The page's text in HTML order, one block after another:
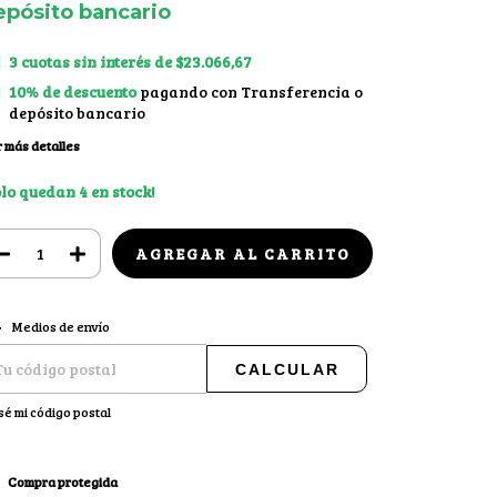
bancario
3 cuotas sin interés de$23.066,67
10% de descuentopagando con Transferencia o
depósito bancario
más detalles
quedan 4 en stock!
para el CP:
Medios de envío
CALCULAR
mi código postal
Compra protegida